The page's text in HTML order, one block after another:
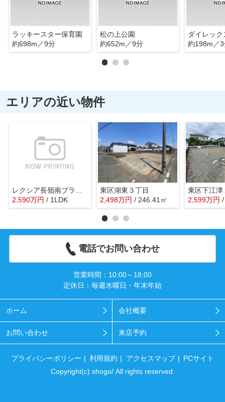
ラッキースター保育園
約698m／9分
松の上公園
約652m／9分
ダイレッ
約198m／
エリアの近い物件
レクシア長嶺南ブライディア
2,590万円 / 1LDK
東区湖東３丁目
2,498万円 / 246.41㎡
東区下江津
2,599万円
電話でお問い合わせ
営業時間：10:00～18:00
定休日：毎週水曜日・年末年始
ホーム 会社概要
お問い合わせ 来店予約
プライバシーポリシー 利用規約 アクセスマップ
PCサイト
Copyright(c) shogo/ All rights reserved.